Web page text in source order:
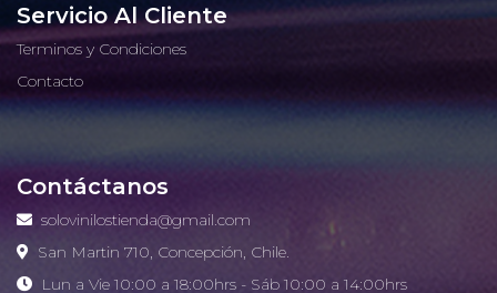
Servicio Al Cliente
Terminos y Condiciones
Contacto
Contáctanos
solovinilostienda@gmail.com
San Martin 710, Concepción, Chile.
Lun a Vie 10:00 a 18:00hrs - Sáb 10:00 a 14:00hrs